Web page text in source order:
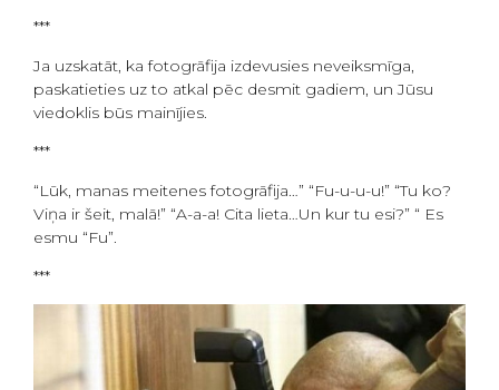
***
Ja uzskatāt, ka fotogrāfija izdevusies neveiksmīga,
paskatieties uz to atkal pēc desmit gadiem, un Jūsu
viedoklis būs mainījies.
***
“Lūk, manas meitenes fotogrāfija…” “Fu-u-u-u!” “Tu ko?
Viņa ir šeit, malā!” “A-a-a! Cita lieta…Un kur tu esi?” “ Es
esmu “Fu”.
***